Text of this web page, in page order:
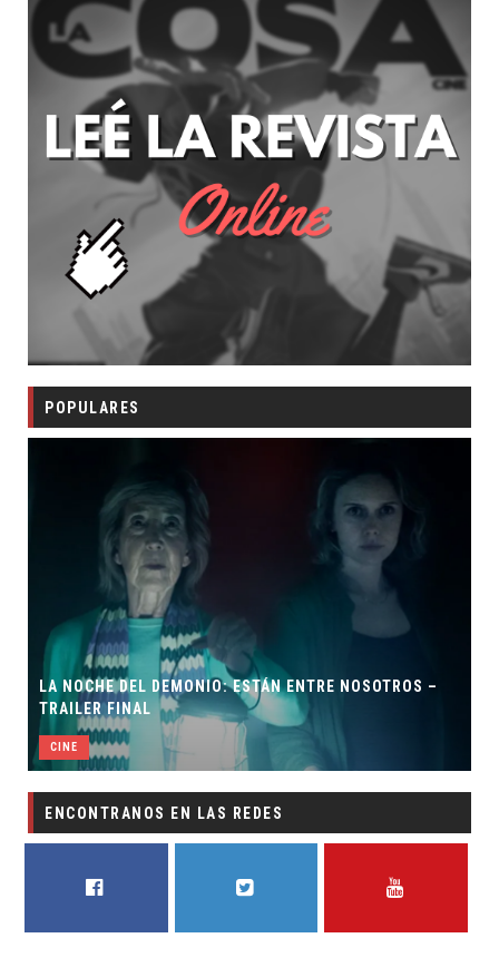
POPULARES
LA NOCHE DEL DEMONIO: ESTÁN ENTRE NOSOTROS –
TRAILER FINAL
CINE
ENCONTRANOS EN LAS REDES